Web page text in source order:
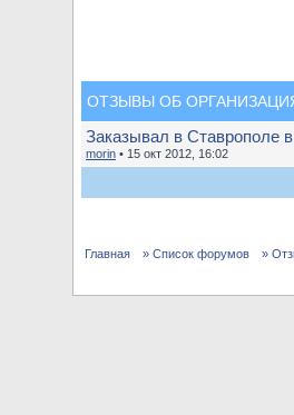
ОТЗЫВЫ ОБ
Заказывал в Ставрополе
morin • 15 окт 2012, 16:02
Главная » Список форумов »